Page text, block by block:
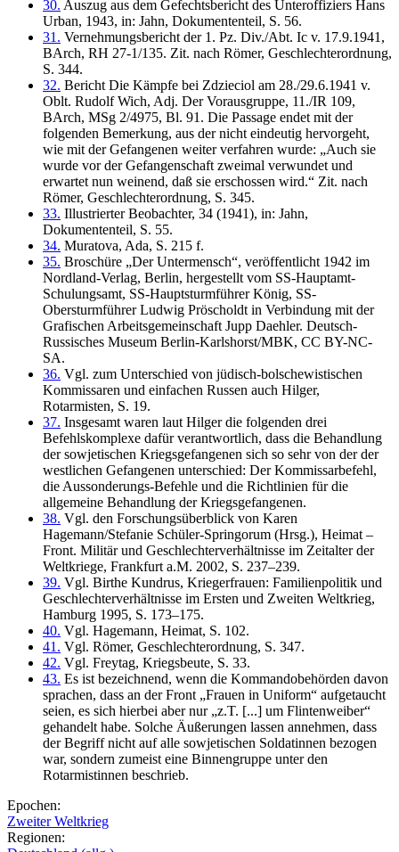
30. Auszug aus dem Gefechtsbericht des Unteroffiziers Hans
Urban, 1943, in: Jahn, Dokumententeil, S. 56.
31. Vernehmungsbericht der 1. Pz. Div./Abt. Ic v. 17.9.1941,
BArch, RH 27-1/135. Zit. nach Römer, Geschlechterordnung,
S. 344.
32. Bericht Die Kämpfe bei Zdzieciol am 28./29.6.1941 v.
Oblt. Rudolf Wich, Adj. Der Vorausgruppe, 11./IR 109,
BArch, MSg 2/4975, Bl. 91. Die Passage endet mit der
folgenden Bemerkung, aus der nicht eindeutig hervorgeht,
wie mit der Gefangenen weiter verfahren wurde: „Auch sie
wurde vor der Gefangenschaft zweimal verwundet und
erwartet nun weinend, daß sie erschossen wird.“ Zit. nach
Römer, Geschlechterordnung, S. 345.
33. Illustrierter Beobachter, 34 (1941), in: Jahn,
Dokumententeil, S. 55.
34. Muratova, Ada, S. 215 f.
35. Broschüre „Der Untermensch“, veröffentlicht 1942 im
Nordland-Verlag, Berlin, hergestellt vom SS-Hauptamt-
Schulungsamt, SS-Hauptsturmführer König, SS-
Obersturmführer Ludwig Pröscholdt in Verbindung mit der
Grafischen Arbeitsgemeinschaft Jupp Daehler. Deutsch-
Russisches Museum Berlin-Karlshorst/MBK, CC BY-NC-
SA.
36. Vgl. zum Unterschied von jüdisch-bolschewistischen
Kommissaren und einfachen Russen auch Hilger,
Rotarmisten, S. 19.
37. Insgesamt waren laut Hilger die folgenden drei
Befehlskomplexe dafür verantwortlich, dass die Behandlung
der sowjetischen Kriegsgefangenen sich so sehr von der der
westlichen Gefangenen unterschied: Der Kommissarbefehl,
die Aussonderungs-Befehle und die Richtlinien für die
allgemeine Behandlung der Kriegsgefangenen.
38. Vgl. den Forschungsüberblick von Karen
Hagemann/Stefanie Schüler-Springorum (Hrsg.), Heimat –
Front. Militär und Geschlechterverhältnisse im Zeitalter der
Weltkriege, Frankfurt a.M. 2002, S. 237–239.
39. Vgl. Birthe Kundrus, Kriegerfrauen: Familienpolitik und
Geschlechterverhältnisse im Ersten und Zweiten Weltkrieg,
Hamburg 1995, S. 173–175.
40. Vgl. Hagemann, Heimat, S. 102.
41. Vgl. Römer, Geschlechterordnung, S. 347.
42. Vgl. Freytag, Kriegsbeute, S. 33.
43. Es ist bezeichnend, wenn die Kommandobehörden davon
sprachen, dass an der Front „Frauen in Uniform“ aufgetaucht
seien, es sich hierbei aber nur „z.T. [...] um Flintenweiber“
gehandelt habe. Solche Äußerungen lassen annehmen, dass
der Begriff nicht auf alle sowjetischen Soldatinnen bezogen
war, sondern zumeist eine Binnengruppe unter den
Rotarmistinnen beschrieb.
Epochen:
Zweiter Weltkrieg
Regionen: